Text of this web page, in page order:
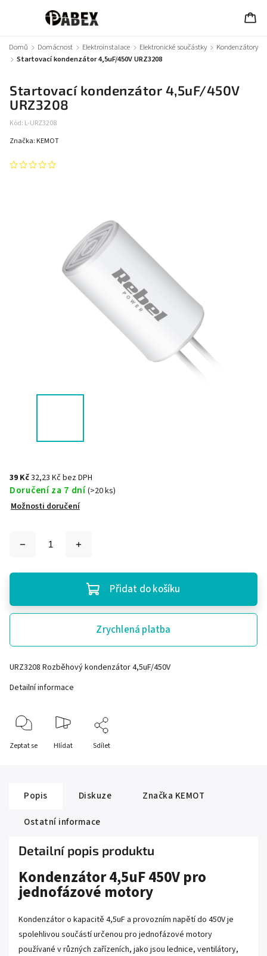
Domů / Domácnost / Elektroinstalace / Elektronické součástky / Kondenzátory
/ Startovací kondenzátor 4,5uF/450V URZ3208
Startovací kondenzátor 4,5uF/450V
URZ3208
Kód: L-URZ3208
Značka: KEMOT
39 Kč32,23 Kč bez DPH
Doručení za 7 dní(>20 ks)
Možnosti doručení
Přidat do košíku
Zrychlená platba
URZ3208 Rozběhový kondenzátor 4,5uF/450V
Detailní informace
Zeptat se Hlídat Sdílet
Popis Diskuze Značka KEMOT
Ostatní informace
Detailní popis produktu
Kondenzátor 4,5uF 450V pro
jednofázové motory
Kondenzátor o kapacitě 4,5uF a provozním napětí do 450V je
spolehlivou součástí určenou pro jednofázové motory
používané v různých zařízeních, jako jsou lednice, ventilátory,